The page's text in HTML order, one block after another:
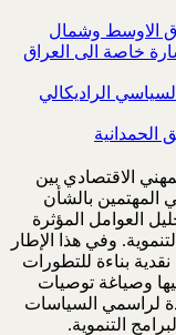
الاوسط وشمال
خاصة الى العراق
الراديكالي
الحمدانية
الاقتصادي بين
المهتمين بالشأن
العوامل المؤثرة
وفي هذا الإطار
بناءة للتطورات
فيها وصياغة توصيات
لراسمي السياسات
التنموية.